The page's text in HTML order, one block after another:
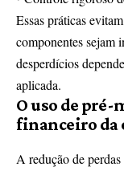
Essas práticas
componentes sejam
desperdícios
aplicada.
O uso de
financeiro da
A redução de